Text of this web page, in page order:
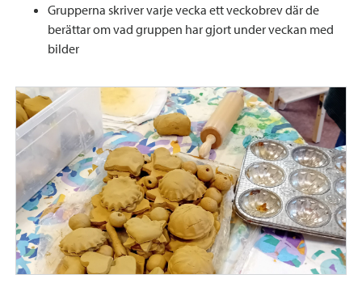
Grupperna skriver varje vecka ett veckobrev där de
berättar om vad gruppen har gjort under veckan med
bilder